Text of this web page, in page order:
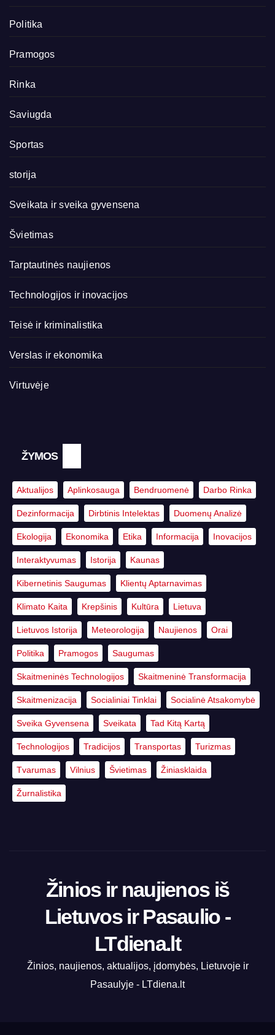
Politika
Pramogos
Rinka
Saviugda
Sportas
storija
Sveikata ir sveika gyvensena
Švietimas
Tarptautinės naujienos
Technologijos ir inovacijos
Teisė ir kriminalistika
Verslas ir ekonomika
Virtuvėje
ŽYMOS
Aktualijos Aplinkosauga Bendruomenė Darbo Rinka
Dezinformacija Dirbtinis Intelektas Duomenų Analizė
Ekologija Ekonomika Etika Informacija Inovacijos
Interaktyvumas Istorija Kaunas
Kibernetinis Saugumas Klientų Aptarnavimas
Klimato Kaita Krepšinis Kultūra Lietuva
Lietuvos Istorija Meteorologija Naujienos Orai
Politika Pramogos Saugumas
Skaitmeninės Technologijos Skaitmeninė Transformacija
Skaitmenizacija Socialiniai Tinklai Socialinė Atsakomybė
Sveika Gyvensena Sveikata Tad Kitą Kartą
Technologijos Tradicijos Transportas Turizmas
Tvarumas Vilnius Švietimas Žiniasklaida
Žurnalistika
Žinios ir naujienos iš
Lietuvos ir Pasaulio -
LTdiena.lt
Žinios, naujienos, aktualijos, įdomybės, Lietuvoje ir
Pasaulyje - LTdiena.lt